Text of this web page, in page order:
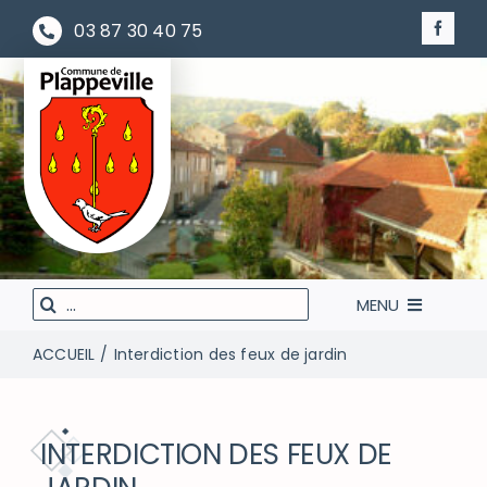
Passer
contenu
03 87 30 40 75
Rechercher
:
MENU
LA MAIRIE À VOTRE SERVICE
VIVEZ VOTRE VILLE
ACCUEIL Interdiction des feux de jardin
INTERDICTION DES FEUX DE